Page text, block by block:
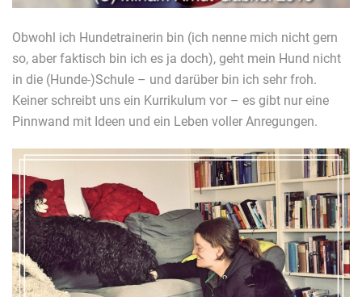
Obwohl ich Hundetrainerin bin (ich nenne mich nicht gern
so, aber faktisch bin ich es ja doch), geht mein Hund nicht
in die (Hunde-)Schule – und darüber bin ich sehr froh.
Keiner schreibt uns ein Kurrikulum vor – es gibt nur eine
Pinnwand mit Ideen und ein Leben voller Anregungen.